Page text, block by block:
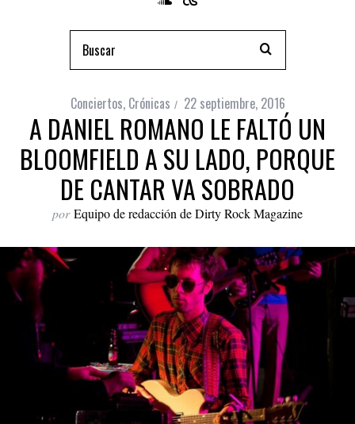
Conciertos, Crónicas 22 septiembre, 2016
A DANIEL ROMANO LE FALTÓ UN
BLOOMFIELD A SU LADO, PORQUE
DE CANTAR VA SOBRADO
por Equipo de redacción de Dirty Rock Magazine